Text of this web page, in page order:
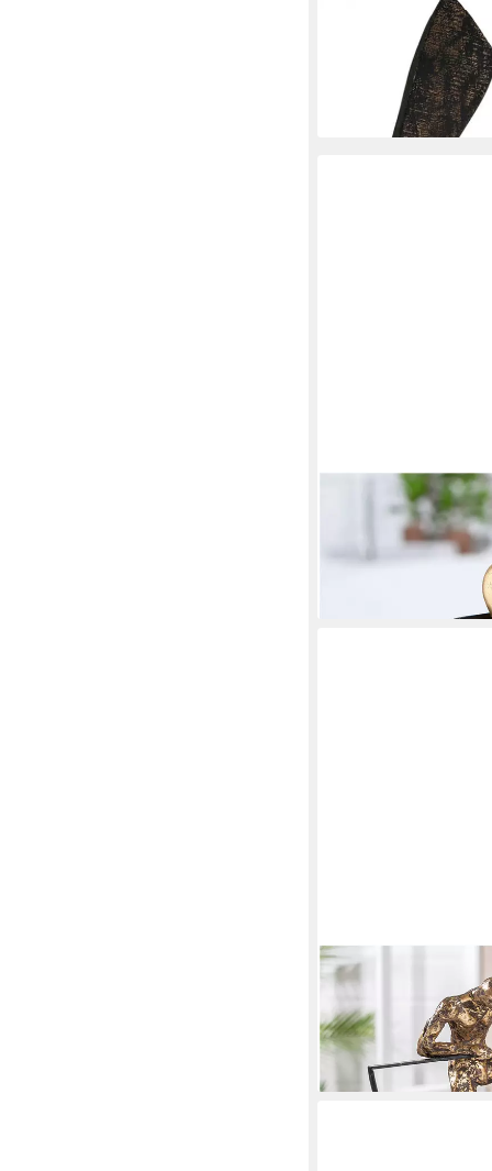
Dekofigur Skulptur
Aluminium und
UVP 109,00 €
lieferbar - in 2-3
Dekofigur Skulptur
ab 66,53 € UVP94,95 €
lieferbar - in 2-3
CASABLANCA BY GILDE
Dekofigur Skulptur
ab 85,83 €
UVP129,00
-33%
lieferbar - in 2-3